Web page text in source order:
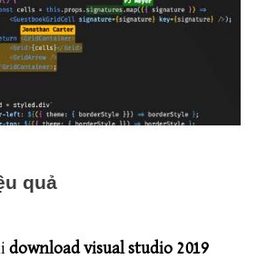
quả
download visual studio 2019